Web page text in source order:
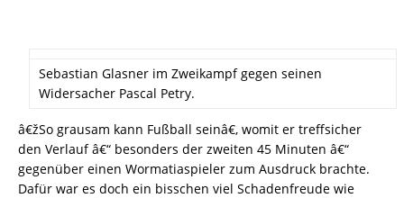
Sebastian Glasner im Zweikampf gegen seinen
Widersacher Pascal Petry.
â€žSo grausam kann Fußball seinâ€, womit er treffsicher
den Verlauf â€“ besonders der zweiten 45 Minuten â€“
gegenüber einen Wormatiaspieler zum Ausdruck brachte.
Dafür war es doch ein bisschen viel Schadenfreude wie